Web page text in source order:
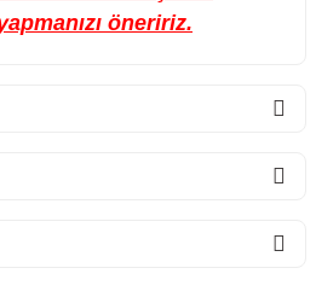
öneririz.